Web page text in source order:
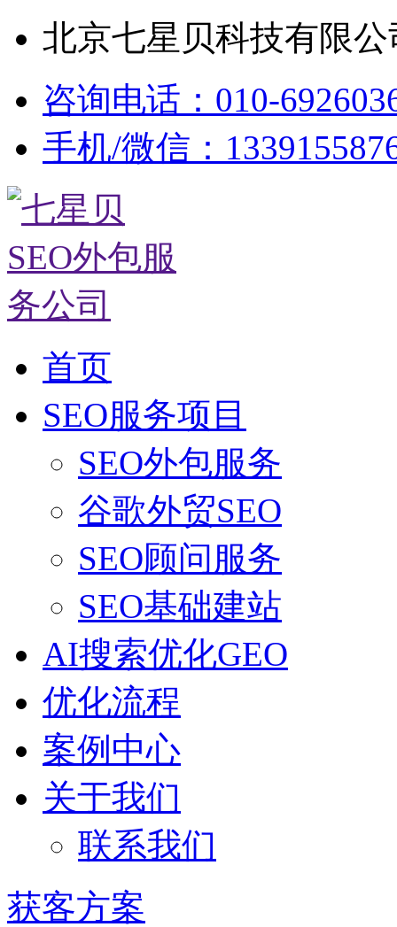
北京七星贝科技有限
咨询电话：010-
手机/微信：
首页
SEO服务项目
SEO外包服务
谷歌外贸SEO
SEO顾问服务
SEO基础建站
AI搜索优化GEO
优化流程
案例中心
关于我们
联系我们
获客方案